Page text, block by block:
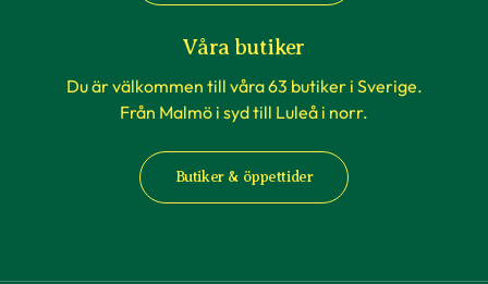
Våra butiker
Du är välkommen till våra 63 butiker i Sverige.
Från Malmö i syd till Luleå i norr.
Butiker & öppettider